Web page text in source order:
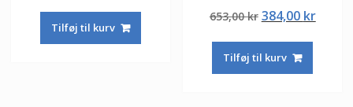
pris
var:
Tilføj til kurv
5.00
ud af 5
653,00kr Den
pris
var:
384,00 krDen
Tilføj til kurv